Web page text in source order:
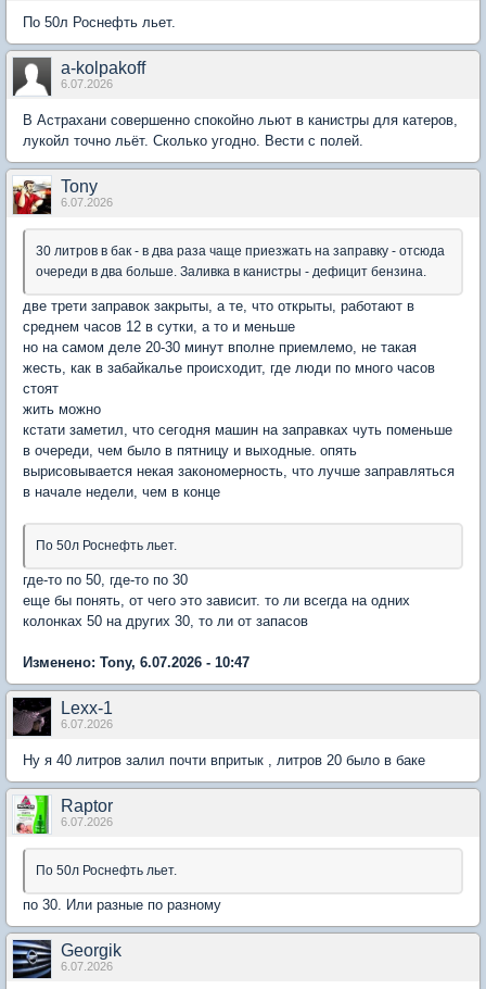
По 50л Роснефть льет.
a-kolpakoff
6.07.2026
В Астрахани совершенно спокойно льют в канистры для катеров,
лукойл точно льёт. Сколько угодно. Вести с полей.
Tony
6.07.2026
30 литров в бак - в два раза чаще приезжать на заправку - отсюда
очереди в два больше. Заливка в канистры - дефицит бензина.
две трети заправок закрыты, а те, что открыты, работают в
среднем часов 12 в сутки, а то и меньше
но на самом деле 20-30 минут вполне приемлемо, не такая
жесть, как в забайкалье происходит, где люди по много часов
стоят
жить можно
кстати заметил, что сегодня машин на заправках чуть поменьше
в очереди, чем было в пятницу и выходные. опять
вырисовывается некая закономерность, что лучше заправляться
в начале недели, чем в конце
По 50л Роснефть льет.
где-то по 50, где-то по 30
еще бы понять, от чего это зависит. то ли всегда на одних
колонках 50 на других 30, то ли от запасов
Изменено: Tony, 6.07.2026 - 10:47
Lexx-1
6.07.2026
Ну я 40 литров залил почти впритык , литров 20 было в баке
Raptor
6.07.2026
По 50л Роснефть льет.
по 30. Или разные по разному
Georgik
6.07.2026